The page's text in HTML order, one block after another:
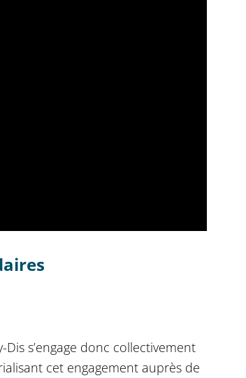
Dis s’engage donc collectivement
cet engagement auprès de